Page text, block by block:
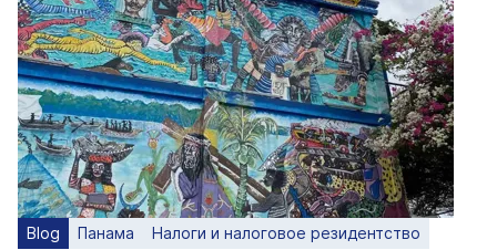
Blog Панама Налоги и налоговое резидентство